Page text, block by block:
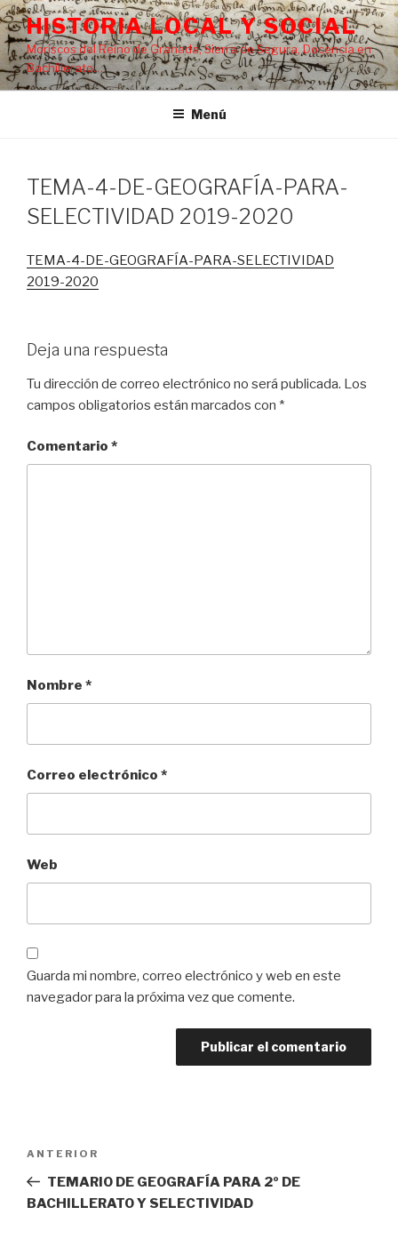
Saltar
al
contenido
HISTORIA LOCAL Y SOCIAL
Moriscos del Reino de Granada, Sierra de Segura, Docencia en
Bachillerato…
Menú
TEMA-4-DE-GEOGRAFÍA-PARA-
SELECTIVIDAD 2019-2020
TEMA-4-DE-GEOGRAFÍA-PARA-SELECTIVIDAD
2019-2020
Deja una respuesta
Tu dirección de correo electrónico no será publicada. Los
campos obligatorios están marcados con *
Comentario *
Nombre *
Correo electrónico *
Web
Guarda mi nombre, correo electrónico y web en este
navegador para la próxima vez que comente.
entradas
Entrada
anterior:
ANTERIOR
TEMARIO DE GEOGRAFÍA PARA 2º DE
BACHILLERATO Y SELECTIVIDAD